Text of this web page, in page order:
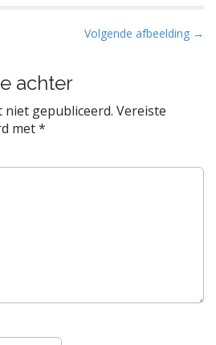
Volgende afbeelding →
achter
niet gepubliceerd. Vereiste
met*